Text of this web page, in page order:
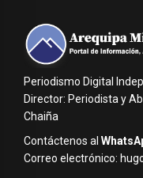
Periodismo Digital
Director: Periodista y
Chaiña
Contáctenos al
Correo electrónico: